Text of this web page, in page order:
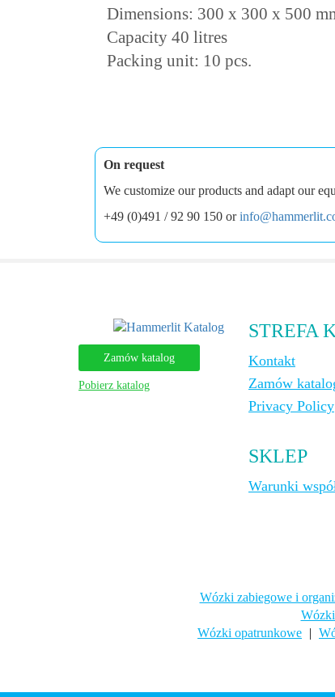
Dimensions: 300 x 300 x 500
Capacity 40 litres
Packing unit: 10 pcs.
On request
We customize our products and adapt our
+49 (0)491 / 92 90 150 or
Zamów katalog
Pobierz katalog
STREFA
Kontakt
Zamów
Privacy Policy
SKLEP
Warunki
Wózki zabiegowe i
Wózki opatrunkowe |